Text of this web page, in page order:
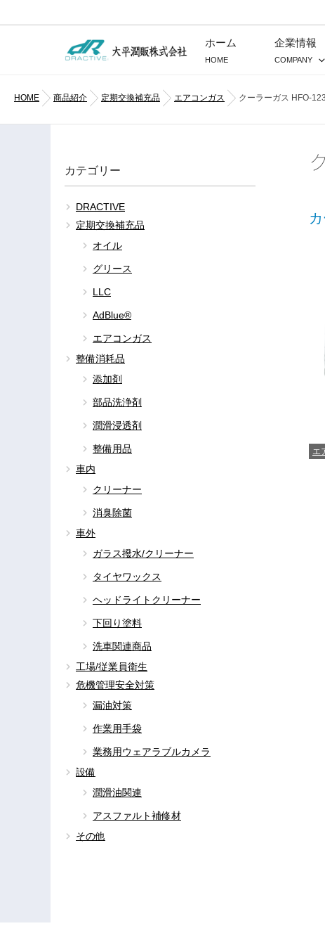
ホーム
HOME
企業情報
COMPANY
HOME 商品紹介 定期交換補充品 エアコンガス クーラーガス HFO-
エ
カテゴリー
DRACTIVE
定期交換補充品
オイル
グリース
LLC
AdBlue®
エアコンガス
整備消耗品
添加剤
部品洗浄剤
潤滑浸透剤
整備用品
車内
クリーナー
消臭除菌
車外
ガラス撥水/クリーナー
タイヤワックス
ヘッドライトクリーナー
下回り塗料
洗車関連商品
工場/従業員衛生
危機管理安全対策
漏油対策
作業用手袋
業務用ウェアラブルカメラ
設備
潤滑油関連
アスファルト補修材
その他